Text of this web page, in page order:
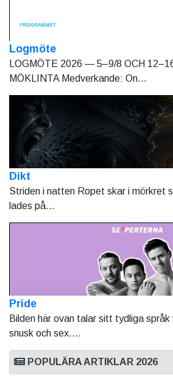
Logmöte
LOGMÖTE 2026 — 5–9/8 OCH
MÖKLINTA Medverkande: On...
Dikt
Striden i natten Ropet skar i mörkret
lades på...
Pride
Bilden här ovan talar sitt tydliga
snusk och sex....
POPULÄRA ARTIKLAR 2026